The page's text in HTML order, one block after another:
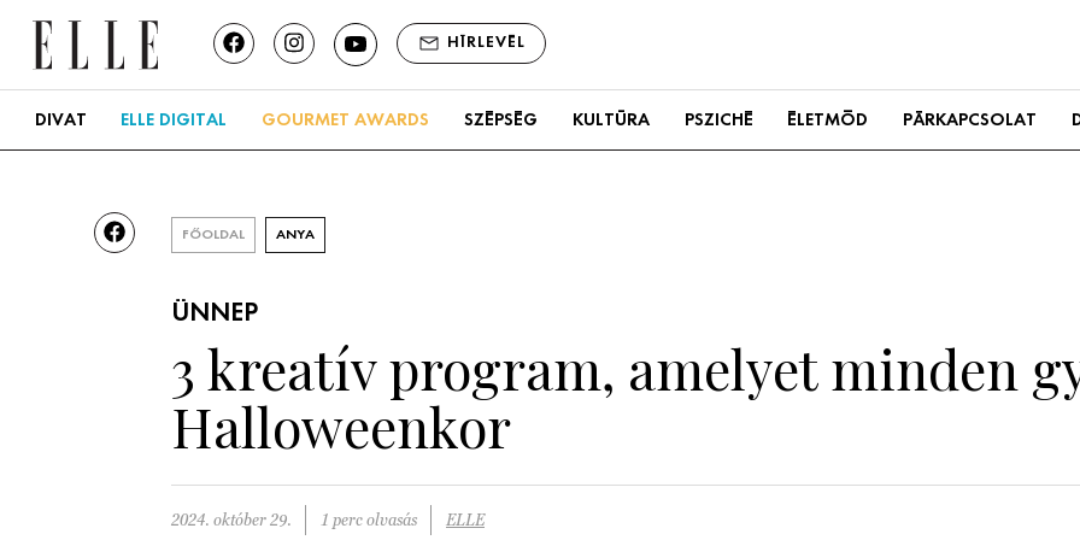
HÍRLEVÉL
DIVAT ELLE DIGITAL GOURMET AWARDS SZÉPSÉG KULTÚRA PSZICHÉ ÉLETMÓD PÁRKAPCSOLAT
FŐOLDAL ANYA
ÜNNEP
3 kreatív program, amelyet minden
Halloweenkor
2024. október 29. 1 perc olvasás ELLE